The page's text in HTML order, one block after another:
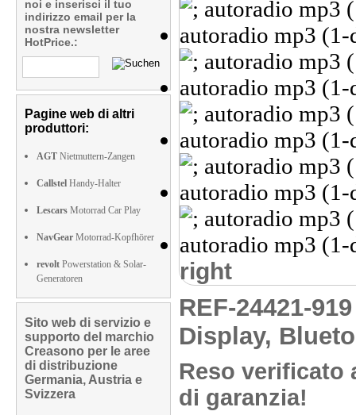
noi e inserisci il tuo
indirizzo email per la
nostra newsletter
HotPrice.:
Pagine web di altri
produttori:
AGT Nietmuttern-Zangen
Callstel Handy-Halter
Lescars Motorrad Car Play
NavGear Motorrad-Kopfhörer
revolt Powerstation & Solar-
Generatoren
Sito web di servizio e
supporto del marchio
Creasono per le aree
di distribuzione
Germania, Austria e
Svizzera
right
REF-24421-
Display,
Reso verificato
di garanzia!